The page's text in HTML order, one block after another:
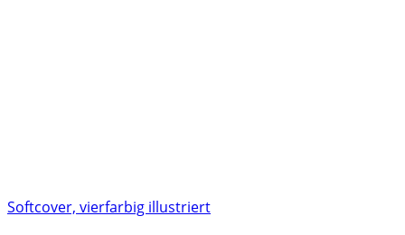
Softcover, vierfarbig illustriert